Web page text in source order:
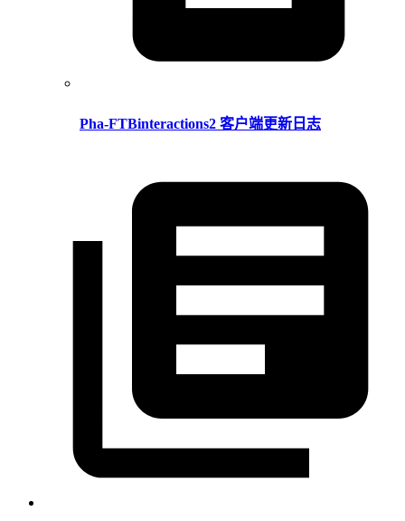
Pha-FTBinteractions2 客户端更新日志